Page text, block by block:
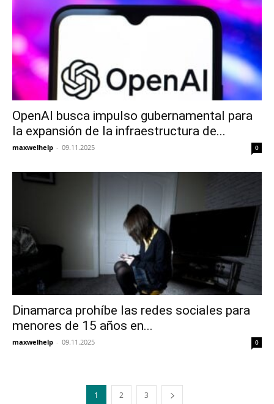
OpenAI busca impulso gubernamental para
la expansión de la infraestructura de...
maxwelhelp - 09.11.2025 0
Dinamarca prohíbe las redes sociales para
menores de 15 años en...
maxwelhelp - 09.11.2025 0
1 2 3